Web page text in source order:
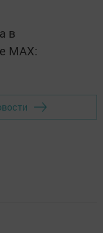
в
MАХ: